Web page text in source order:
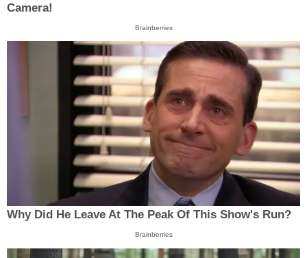
Camera!
Brainberries
Why Did He Leave At The Peak Of This Show's Run?
Brainberries